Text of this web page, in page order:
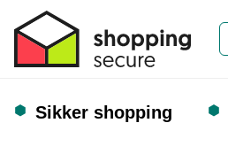
Sikker shopping